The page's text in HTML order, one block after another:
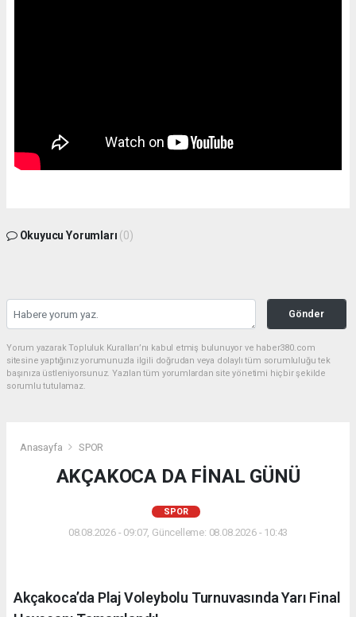
Okuyucu Yorumları (0)
Gönder
Yorum yazarak Topluluk Kuralları’nı kabul etmiş bulunuyor ve haber380.com
sitesine yaptığınız yorumunuzla ilgili doğrudan veya dolaylı tüm sorumluluğu tek
başınıza üstleniyorsunuz. Yazılan tüm yorumlardan site yönetimi hiçbir şekilde
sorumlu tutulamaz.
Anasayfa SPOR
AKÇAKOCA DA FİNAL GÜNÜ
SPOR
08.08.2026 - 09:07, Güncelleme: 08.08.2026 - 10:43
Akçakoca’da Plaj Voleybolu Turnuvasında Yarı Final